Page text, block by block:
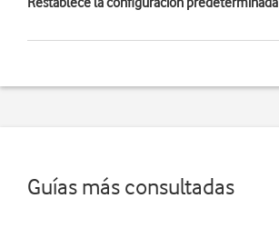
Guías más consultadas